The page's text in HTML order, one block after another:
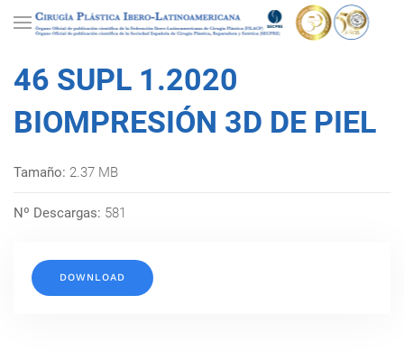
46 SUPL 1.2020
BIOMPRESIÓN 3D DE PIEL
Tamaño: 2.37 MB
Nº Descargas: 581
DOWNLOAD